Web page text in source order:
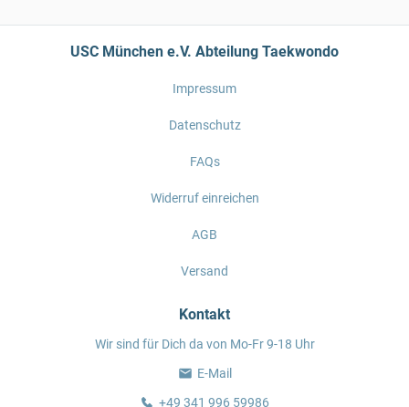
USC München e.V. Abteilung Taekwondo
Impressum
Datenschutz
FAQs
Widerruf einreichen
AGB
Versand
Kontakt
Wir sind für Dich da von Mo-Fr 9-18 Uhr
E-Mail
+49 341 996 59986